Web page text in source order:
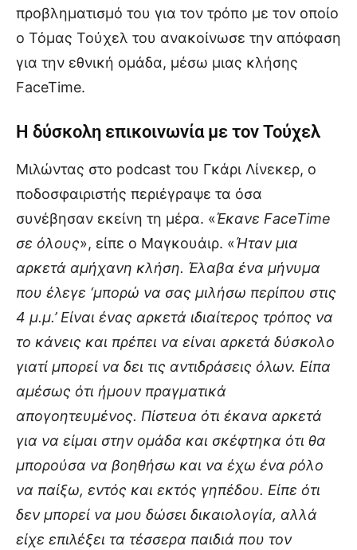
προβληματισμό του για τον τρόπο με τον οποίο
ο Τόμας Τούχελ του ανακοίνωσε την απόφαση
για την εθνική ομάδα, μέσω μιας κλήσης
FaceTime.
Η δύσκολη επικοινωνία με τον Τούχελ
Μιλώντας στο podcast του Γκάρι Λίνεκερ, ο
ποδοσφαιριστής περιέγραψε τα όσα
συνέβησαν εκείνη τη μέρα. «Έκανε FaceTime
σε όλους», είπε ο Μαγκουάιρ. «Ήταν μια
αρκετά αμήχανη κλήση. Έλαβα ένα μήνυμα
που έλεγε ‘μπορώ να σας μιλήσω περίπου στις
4 μ.μ.’ Είναι ένας αρκετά ιδιαίτερος τρόπος να
το κάνεις και πρέπει να είναι αρκετά δύσκολο
γιατί μπορεί να δει τις αντιδράσεις όλων. Είπα
αμέσως ότι ήμουν πραγματικά
απογοητευμένος. Πίστευα ότι έκανα αρκετά
για να είμαι στην ομάδα και σκέφτηκα ότι θα
μπορούσα να βοηθήσω και να έχω ένα ρόλο
να παίξω, εντός και εκτός γηπέδου. Είπε ότι
δεν μπορεί να μου δώσει δικαιολογία, αλλά
είχε επιλέξει τα τέσσερα παιδιά που τον